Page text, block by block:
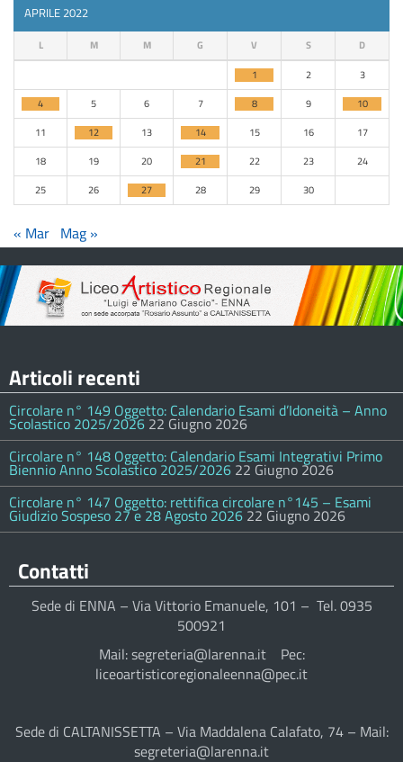
APRILE 2022
L M M G V S D
1 2
3
4
5 6 7 8 9
10
11
12 13 14 15 16
17
18
19 20 21 22 23
24
25
26 27 28 29 30
« Mar Mag »
Articoli recenti
Circolare n° 149 Oggetto: Calendario Esami d’Idoneità – Anno
Scolastico 2025/2026 22 Giugno 2026
Circolare n° 148 Oggetto: Calendario Esami Integrativi Primo
Biennio Anno Scolastico 2025/2026 22 Giugno 2026
Circolare n° 147 Oggetto: rettifica circolare n°145 – Esami
Giudizio Sospeso 27 e 28 Agosto 2026 22 Giugno 2026
Contatti
Sede di ENNA – Via Vittorio Emanuele, 101 – Tel. 0935
500921
Mail: segreteria@larenna.it Pec:
liceoartisticoregionaleenna@pec.it
Sede di CALTANISSETTA – Via Maddalena Calafato, 74 – Mail:
segreteria@larenna.it